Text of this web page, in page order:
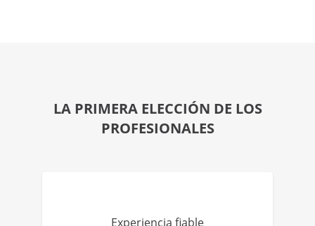
LA PRIMERA ELECCIÓN DE LOS
PROFESIONALES
Experiencia fiable